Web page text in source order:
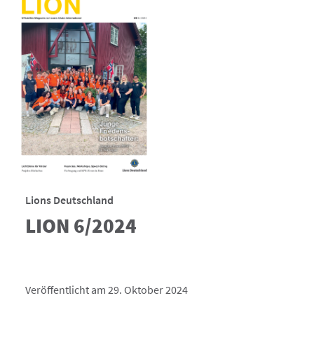
Lions Deutschland
LION 6/2024
Veröffentlicht am 29. Oktober 2024